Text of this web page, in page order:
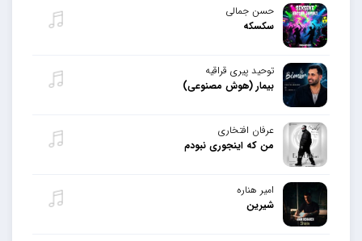
حسن جمالی
سکسکه
توحید پیری قراقیه
بیمار (هوش مصنوعی)
عرفان افتخاری
من که اینجوری نبودم
امیر هناره
شیرین